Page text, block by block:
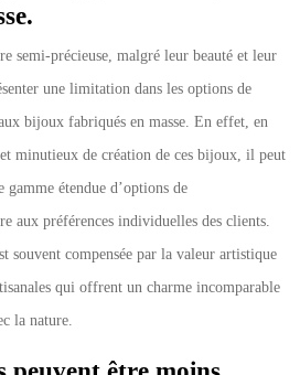
semi-précieuse, malgré leur beauté et leur
une limitation dans les options de
bijoux fabriqués en masse. En effet, en
minutieux de création de ces bijoux, il peut
étendue d’options de
aux préférences individuelles des clients.
souvent compensée par la valeur artistique
qui offrent un charme incomparable
la nature.